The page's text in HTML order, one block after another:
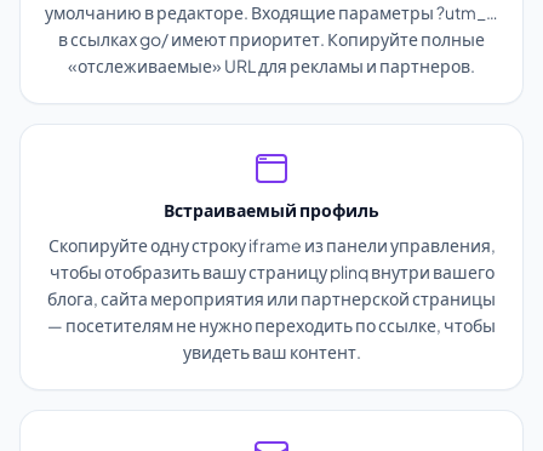
умолчанию в редакторе. Входящие параметры ?utm_…
в ссылках go/ имеют приоритет. Копируйте полные
«отслеживаемые» URL для рекламы и партнеров.
Встраиваемый профиль
Скопируйте одну строку iframe из панели управления,
чтобы отобразить вашу страницу plinq внутри вашего
блога, сайта мероприятия или партнерской страницы
— посетителям не нужно переходить по ссылке, чтобы
увидеть ваш контент.